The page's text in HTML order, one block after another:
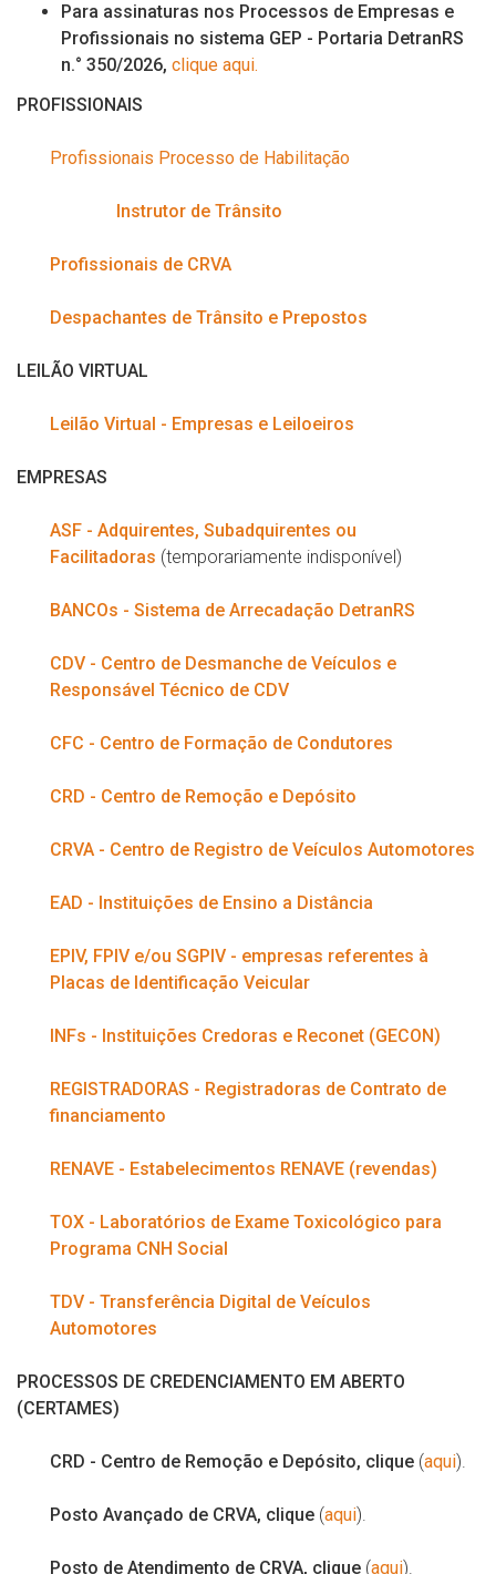
Para assinaturas nos Processos de Empresas e
Profissionais no sistema GEP - Portaria DetranRS
n.° 350/2026, clique aqui.
PROFISSIONAIS
Profissionais Processo de Habilitação
Instrutor de Trânsito
Profissionais de CRVA
Despachantes de Trânsito e Prepostos
LEILÃO VIRTUAL
Leilão Virtual - Empresas e Leiloeiros
EMPRESAS
ASF - Adquirentes, Subadquirentes ou
Facilitadoras (temporariamente indisponível)
BANCOs - Sistema de Arrecadação DetranRS
CDV - Centro de Desmanche de Veículos e
Responsável Técnico de CDV
CFC - Centro de Formação de Condutores
CRD - Centro de Remoção e Depósito
CRVA - Centro de Registro de Veículos Automotores
EAD - Instituições de Ensino a Distância
EPIV, FPIV e/ou SGPIV - empresas referentes à
Placas de Identificação Veicular
INFs - Instituições Credoras e Reconet (GECON)
REGISTRADORAS - Registradoras de Contrato de
financiamento
RENAVE - Estabelecimentos RENAVE (revendas)
TOX - Laboratórios de Exame Toxicológico para
Programa CNH Social
TDV - Transferência Digital de Veículos
Automotores
PROCESSOS DE CREDENCIAMENTO EM ABERTO
(CERTAMES)
CRD - Centro de Remoção e Depósito, clique (aqui).
Posto Avançado de CRVA, clique (aqui).
Posto de Atendimento de CRVA, clique (aqui).